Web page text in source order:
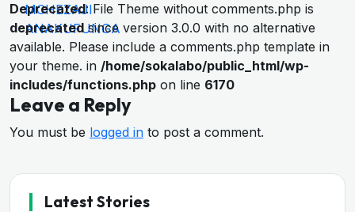
Deprecated: File Theme without comments.php is
deprecatedsince version 3.0.0 with no alternative
available. Please include a comments.php template in
your theme. in /home/sokalabo/public_html/wp-
includes/functions.php on line 6170
Leave a Reply
You must be logged in to post a comment.
Latest Stories